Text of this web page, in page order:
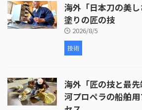
海外「日本刀の美
塗りの匠の技
2026/8/5
技術
海外「匠の技と最
河プロペラの船舶